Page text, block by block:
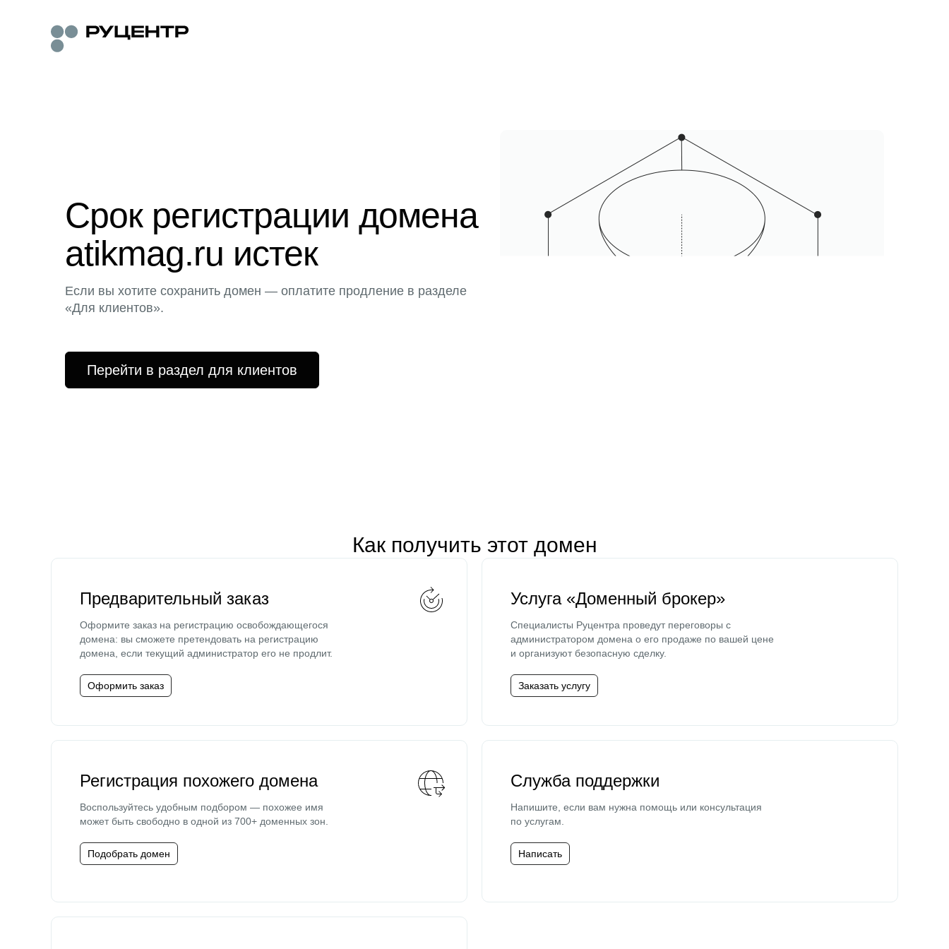
Срок регистрации домена
atikmag.ru истек
Если вы хотите сохранить домен — оплатите продление в разделе
«Для клиентов».
Перейти в раздел для клиентов
Как получить этот домен
Предварительный заказ
Оформите заказ на регистрацию освобождающегося
домена: вы сможете претендовать на регистрацию
домена, если текущий администратор его не продлит.
Оформить заказ
Услуга «Доменный брокер»
Специалисты Руцентра проведут переговоры с
администратором домена о его продаже по вашей цене
и организуют безопасную сделку.
Заказать услугу
Регистрация похожего домена
Воспользуйтесь удобным подбором — похожее имя
может быть свободно в одной из 700+ доменных зон.
Подобрать домен
Служба поддержки
Напишите, если вам нужна помощь или консультация
по услугам.
Написать